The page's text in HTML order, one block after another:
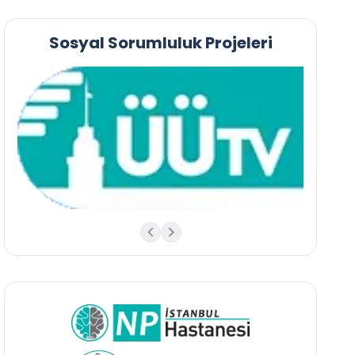
Sosyal Sorumluluk Projeleri